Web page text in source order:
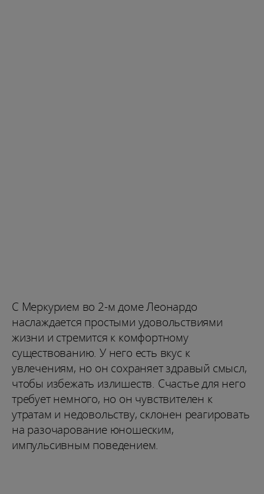
С Меркурием во 2-м доме Леонардо
наслаждается простыми удовольствиями
жизни и стремится к комфортному
существованию. У него есть вкус к
увлечениям, но он сохраняет здравый смысл,
чтобы избежать излишеств. Счастье для него
требует немного, но он чувствителен к
утратам и недовольству, склонен реагировать
на разочарование юношеским,
импульсивным поведением.